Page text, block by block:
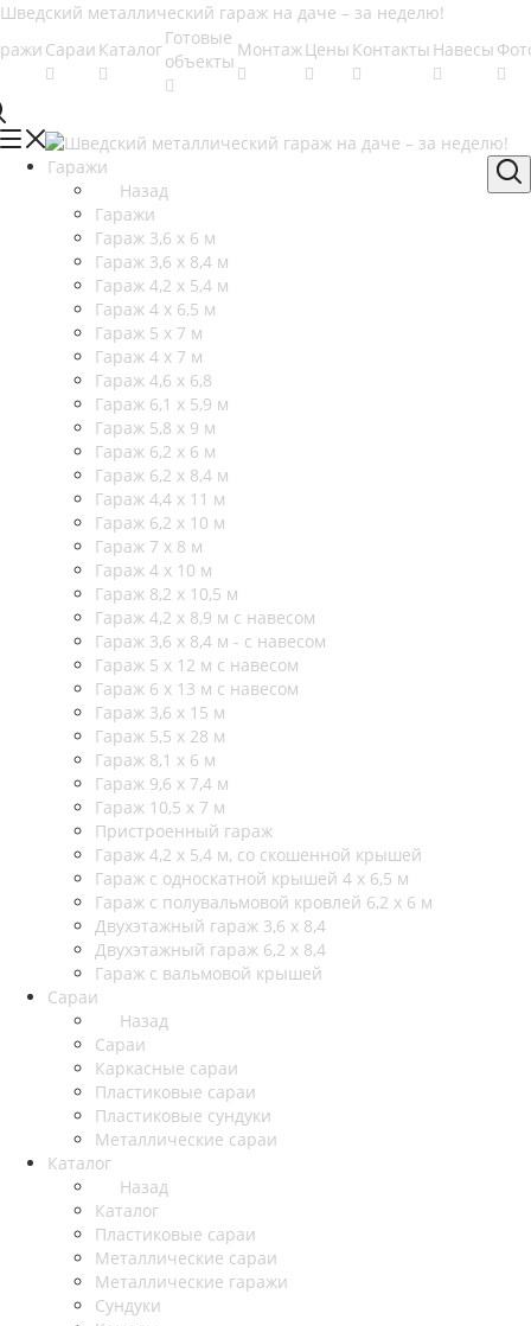
Сараи Каталог
Готовые
объекты
МонтажЦены Контакты Навесы
Гаражи
Назад
Гаражи
Гараж 3,6 х 6 м
Гараж 3,6 х 8,4 м
Гараж 4,2 х 5,4 м
Гараж 4 х 6,5 м
Гараж 5 х 7 м
Гараж 4 х 7 м
Гараж 4,6 х 6,8
Гараж 6,1 х 5,9 м
Гараж 5,8 х 9 м
Гараж 6,2 х 6 м
Гараж 6,2 х 8,4 м
Гараж 4,4 х 11 м
Гараж 6,2 х 10 м
Гараж 7 х 8 м
Гараж 4 х 10 м
Гараж 8,2 х 10,5 м
Гараж 4,2 х 8,9 м с навесом
Гараж 3,6 х 8,4 м - с навесом
Гараж 5 х 12 м с навесом
Гараж 6 х 13 м с навесом
Гараж 3,6 х 15 м
Гараж 5,5 х 28 м
Гараж 8,1 х 6 м
Гараж 9,6 х 7,4 м
Гараж 10,5 х 7 м
Пристроенный гараж
Гараж 4,2 х 5,4 м, со скошенной крышей
Гараж с односкатной крышей 4 х 6,5 м
Гараж с полувальмовой кровлей 6,2 х 6 м
Двухэтажный гараж 3,6 х 8,4
Двухэтажный гараж 6,2 х 8,4
Гараж с вальмовой крышей
Сараи
Назад
Сараи
Каркасные сараи
Пластиковые сараи
Пластиковые сундуки
Металлические сараи
Каталог
Назад
Каталог
Пластиковые сараи
Металлические сараи
Металлические гаражи
Сундуки